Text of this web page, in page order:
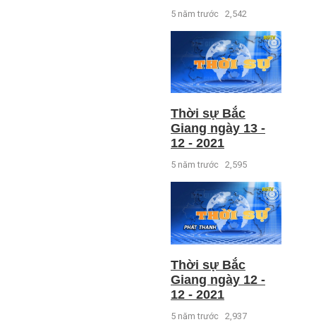
5 năm trước 2,542
Thời sự Bắc
Giang ngày 13 -
12 - 2021
5 năm trước 2,595
Thời sự Bắc
Giang ngày 12 -
12 - 2021
5 năm trước 2,937